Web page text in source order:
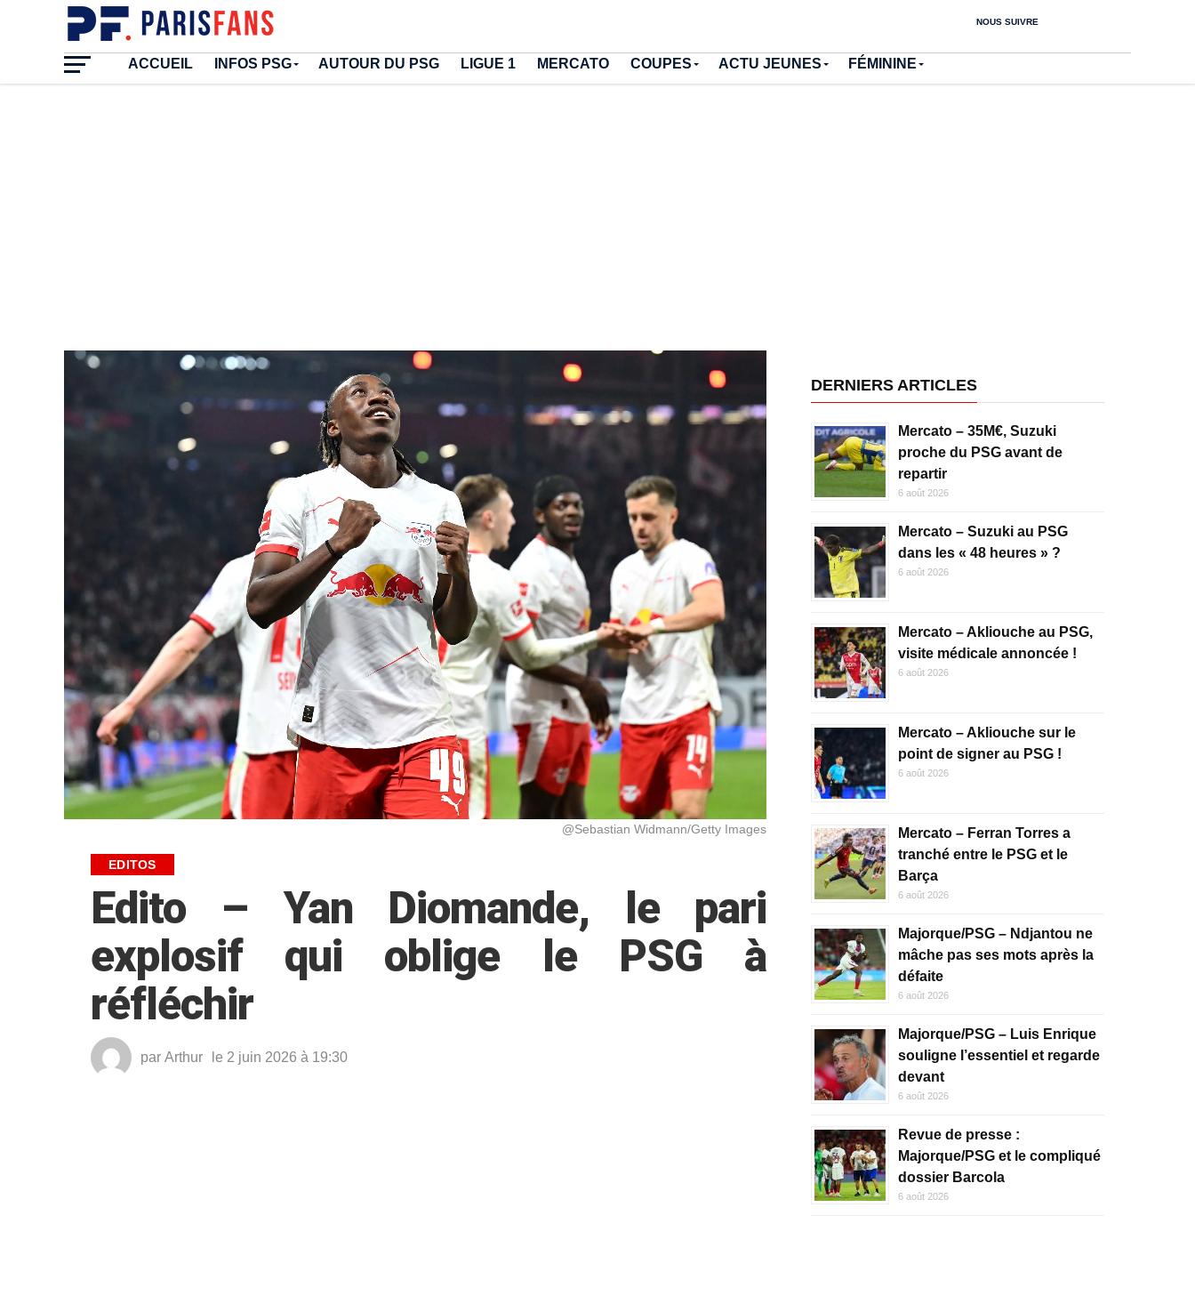
NOUS SUIVRE
ACCUEIL INFOS PSG AUTOUR DU PSG LIGUE 1 MERCATO COUPES ACTU JEUNES FÉMININE
@Sebastian Widmann/Getty Images
EDITOS
Edito – Yan Diomande, le pari
explosif qui oblige le PSG à
réfléchir
par Arthur le 2 juin 2026 à 19:30
DERNIERS ARTICLES
Mercato – 35M€, Suzuki
proche du PSG avant de
repartir
6 août 2026
Mercato – Suzuki au PSG
dans les « 48 heures » ?
6 août 2026
Mercato – Akliouche au PSG,
visite médicale annoncée !
6 août 2026
Mercato – Akliouche sur le
point de signer au PSG !
6 août 2026
Mercato – Ferran Torres a
tranché entre le PSG et le
Barça
6 août 2026
Majorque/PSG – Ndjantou ne
mâche pas ses mots après la
défaite
6 août 2026
Majorque/PSG – Luis Enrique
souligne l’essentiel et regarde
devant
6 août 2026
Revue de presse :
Majorque/PSG et le compliqué
dossier Barcola
6 août 2026